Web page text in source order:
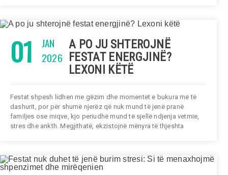
01
JAN
2026
A PO JU SHTEROJNË
FESTAT ENERGJINË?
LEXONI KËTË
Festat shpesh lidhen me gëzim dhe momentet e bukura me të
dashurit, por për shumë njerëz që nuk mund të jenë pranë
familjes ose miqve, kjo periudhë mund të sjellë ndjenja vetmie,
stres dhe ankth. Megjithatë, ekzistojnë mënyra të thjeshta